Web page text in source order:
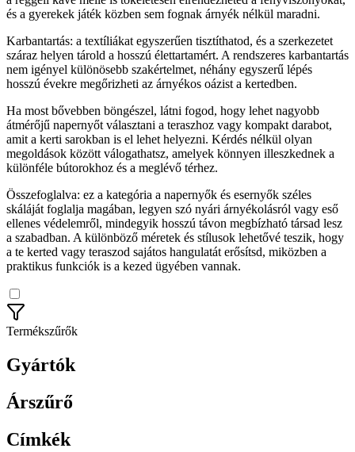
és a gyerekek játék közben sem fognak árnyék nélkül maradni.
Karbantartás: a textíliákat egyszerűen tisztíthatod, és a szerkezetet
száraz helyen tárold a hosszú élettartamért. A rendszeres karbantartás
nem igényel különösebb szakértelmet, néhány egyszerű lépés
hosszú évekre megőrizheti az árnyékos oázist a kertedben.
Ha most bővebben böngészel, látni fogod, hogy lehet nagyobb
átmérőjű napernyőt választani a teraszhoz vagy kompakt darabot,
amit a kerti sarokban is el lehet helyezni. Kérdés nélkül olyan
megoldások között válogathatsz, amelyek könnyen illeszkednek a
különféle bútorokhoz és a meglévő térhez.
Összefoglalva: ez a kategória a napernyők és esernyők széles
skáláját foglalja magában, legyen szó nyári árnyékolásról vagy eső
ellenes védelemről, mindegyik hosszú távon megbízható társad lesz
a szabadban. A különböző méretek és stílusok lehetővé teszik, hogy
a te kerted vagy teraszod sajátos hangulatát erősítsd, miközben a
praktikus funkciók is a kezed ügyében vannak.
Termékszűrők
Gyártók
Árszűrő
Címkék